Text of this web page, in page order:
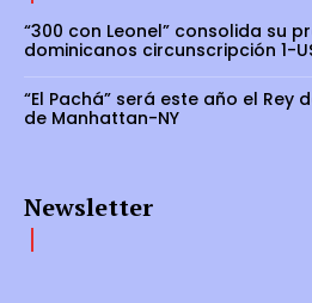
“300 con Leonel” consolida su
dominicanos circunscripción 1-
“El Pachá” será este año el Rey
de Manhattan-NY
Newsletter